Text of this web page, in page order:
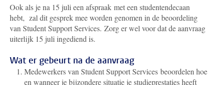
Ook als je na 15 juli een afspraak met een studentendecaan
hebt, zal dit gesprek mee worden genomen in de beoordeling
van Student Support Services. Zorg er wel voor dat de aanvraag
uiterlijk 15 juli ingediend is.
Wat er gebeurt na de aanvraag
Medewerkers van Student Support Services beoordelen hoe
en wanneer je bijzondere situatie je studieprestaties heeft